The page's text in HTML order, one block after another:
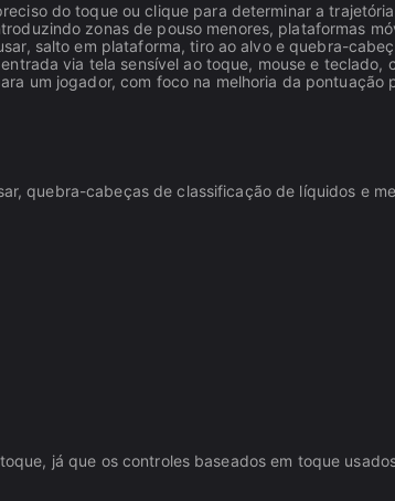
do toque ou clique para determinar a
zonas de pouso menores, plataformas
salto em plataforma, tiro ao alvo e quebra-
via tela sensível ao toque, mouse e
um jogador, com foco na melhoria da pontuação
quebra-cabeças de classificação de líquidos e
já que os controles baseados em toque